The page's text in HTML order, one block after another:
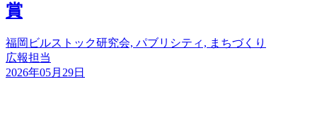
賞
福岡ビルストック研究会, パブリシティ, まちづくり
広報担当
2026年05月29日